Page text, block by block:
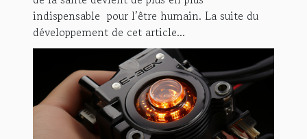
indispensable pour l’être humain. La suite du
développement de cet article...